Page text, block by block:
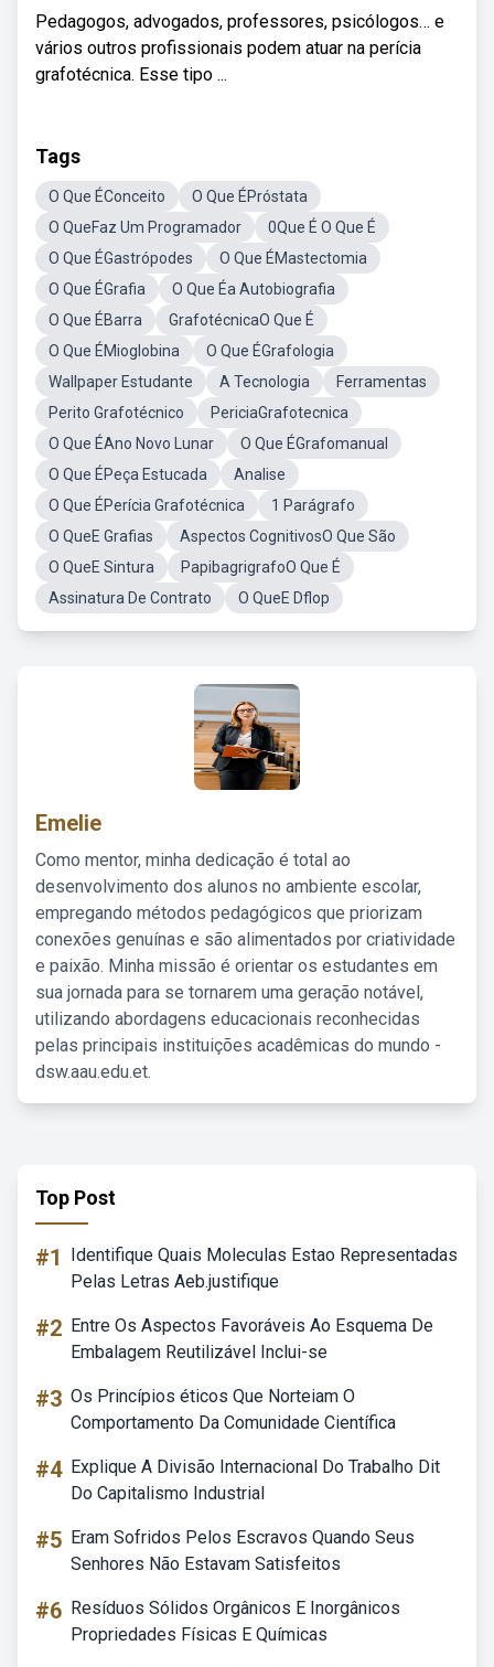
Pedagogos, advogados, professores, psicólogos… e
vários outros profissionais podem atuar na perícia
grafotécnica. Esse tipo ...
Tags
O Que ÉConceito
O Que ÉPróstata
O QueFaz Um Programador
0Que É O Que É
O Que ÉGastrópodes
O Que ÉMastectomia
O Que ÉGrafia
O Que Éa Autobiografia
O Que ÉBarra
GrafotécnicaO Que É
O Que ÉMioglobina
O Que ÉGrafologia
Wallpaper Estudante
A Tecnologia
Ferramentas
Perito Grafotécnico
PericiaGrafotecnica
O Que ÉAno Novo Lunar
O Que ÉGrafomanual
O Que ÉPeça Estucada
Analise
O Que ÉPerícia Grafotécnica
1 Parágrafo
O QueE Grafias
Aspectos CognitivosO Que São
O QueE Sintura
PapibagrigrafoO Que É
Assinatura De Contrato
O QueE Dflop
Emelie
Como mentor, minha dedicação é total ao
desenvolvimento dos alunos no ambiente escolar,
empregando métodos pedagógicos que priorizam
conexões genuínas e são alimentados por criatividade
e paixão. Minha missão é orientar os estudantes em
sua jornada para se tornarem uma geração notável,
utilizando abordagens educacionais reconhecidas
pelas principais instituições acadêmicas do mundo -
dsw.aau.edu.et.
Top Post
#1
Identifique Quais Moleculas Estao Representadas
Pelas Letras Aeb.justifique
#2 Entre Os Aspectos Favoráveis Ao Esquema De
Embalagem Reutilizável Inclui-se
#3 Os Princípios éticos Que Norteiam O
Comportamento Da Comunidade Científica
#4 Explique A Divisão Internacional Do Trabalho Dit
Do Capitalismo Industrial
#5 Eram Sofridos Pelos Escravos Quando Seus
Senhores Não Estavam Satisfeitos
#6 Resíduos Sólidos Orgânicos E Inorgânicos
Propriedades Físicas E Químicas